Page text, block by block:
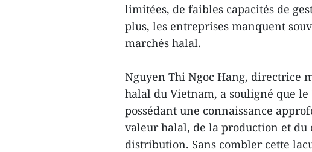
limitées, de faibles capacités de
plus, les entreprises manquent
marchés halal.
Nguyen Thi Ngoc Hang, directrice
halal du Vietnam, a souligné que
possédant une connaissance
valeur halal, de la production et
distribution. Sans combler cette